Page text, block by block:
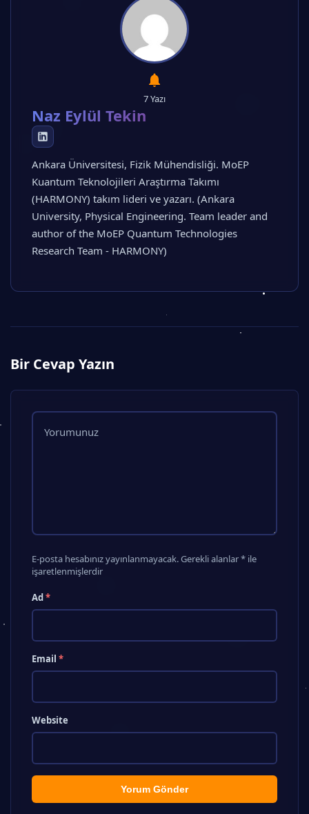
7 Yazı
Naz Eylül Tekin
Ankara Üniversitesi, Fizik Mühendisliği. MoEP
Kuantum Teknolojileri Araştırma Takımı
(HARMONY) takım lideri ve yazarı. (Ankara
University, Physical Engineering. Team leader and
author of the MoEP Quantum Technologies
Research Team - HARMONY)
Bir Cevap Yazın
E-posta hesabınız yayınlanmayacak. Gerekli alanlar * ile
işaretlenmişlerdir
Ad*
Email *
Website
Yorum Gönder